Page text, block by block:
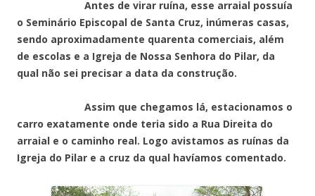
Antes de virar ruína, esse arraial possuía
o Seminário Episcopal de Santa Cruz, inúmeras casas,
sendo aproximadamente quarenta comerciais, além
de escolas e a Igreja de Nossa Senhora do Pilar, da
qual não sei precisar a data da construção.
Assim que chegamos lá, estacionamos o
carro exatamente onde teria sido a Rua Direita do
arraial e o caminho real. Logo avistamos as ruínas da
Igreja do Pilar e a cruz da qual havíamos comentado.